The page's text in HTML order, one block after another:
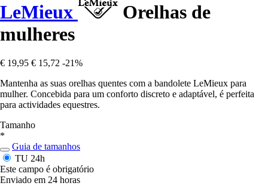
LeMieux
Orelhas de
mulheres
€ 19,95 € 15,72 -21%
Mantenha as suas orelhas quentes com a bandolete LeMieux para
mulher. Concebida para um conforto discreto e adaptável, é perfeita
para actividades equestres.
Tamanho
*
Guia de tamanhos
TU 24h
Este campo é obrigatório
Enviado em 24 horas